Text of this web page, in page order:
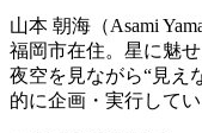
山本 朝海（Asami
福岡市在住。星に魅
夜空を見ながら“見え
的に企画・実行してい